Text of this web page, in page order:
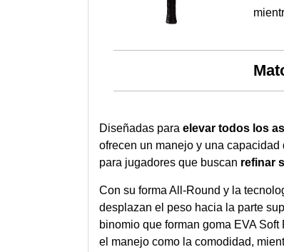
Diseñadas para elevar todos los
ofrecen un manejo y una
para jugadores que buscan refinar
Con su forma All-Round y la
desplazan el peso hacia la parte
binomio que forman goma EVA
el manejo como la comodidad,